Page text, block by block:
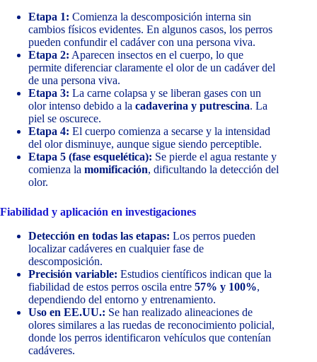
Etapa 1: Comienza la descomposición interna sin
cambios físicos evidentes. En algunos casos, los perros
pueden confundir el cadáver con una persona viva.
Etapa 2: Aparecen insectos en el cuerpo, lo que
permite diferenciar claramente el olor de un cadáver del
de una persona viva.
Etapa 3: La carne colapsa y se liberan gases con un
olor intenso debido a la cadaverina y putrescina. La
piel se oscurece.
Etapa 4: El cuerpo comienza a secarse y la intensidad
del olor disminuye, aunque sigue siendo perceptible.
Etapa 5 (fase esquelética): Se pierde el agua restante y
comienza la momificación, dificultando la detección del
olor.
Fiabilidad y aplicación en investigaciones
Detección en todas las etapas: Los perros pueden
localizar cadáveres en cualquier fase de
descomposición.
Precisión variable: Estudios científicos indican que la
fiabilidad de estos perros oscila entre 57% y 100%,
dependiendo del entorno y entrenamiento.
Uso en EE.UU.: Se han realizado alineaciones de
olores similares a las ruedas de reconocimiento policial,
donde los perros identificaron vehículos que contenían
cadáveres.